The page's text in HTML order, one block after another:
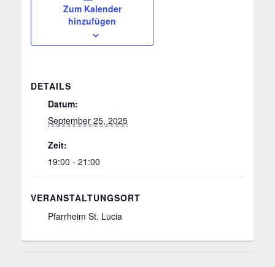
Zum Kalender
hinzufügen
DETAILS
Datum:
September 25, 2025
Zeit:
19:00 - 21:00
VERANSTALTUNGSORT
Pfarrheim St. Lucia